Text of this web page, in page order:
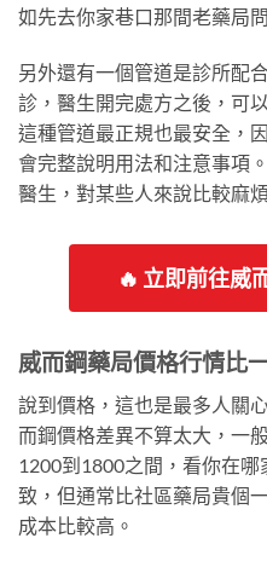
如先去你家巷口那間老藥局
另外還有一個管道是診所配
診，醫生開完處方之後，可
這種管道最正規也最安全，
會完整說明用法和注意事項
醫生，對某些人來說比較麻
🔥 立即前往威
威而鋼藥局價格行情比
說到價格，這也是最多人關
而鋼價格差異不算太大，一
1200到1800之間，看你在
致，但通常比社區藥局貴個
成本比較高。